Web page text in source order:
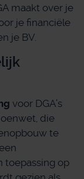
maakt over je
je financiële
je BV.
voor DGA’s
die
te
toepassing op